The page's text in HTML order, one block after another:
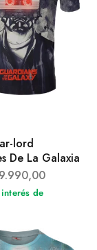
lord
De La Galaxia
de